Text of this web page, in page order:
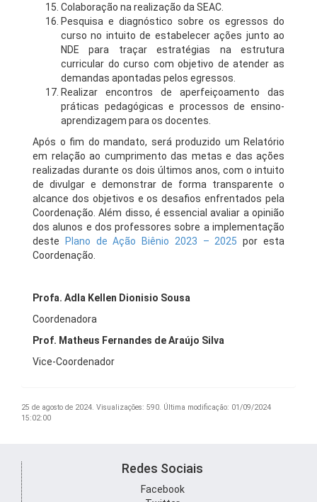
Colaboração na realização da SEAC.
Pesquisa e diagnóstico sobre os egressos do
curso no intuito de estabelecer ações junto ao
NDE para traçar estratégias na estrutura
curricular do curso com objetivo de atender as
demandas apontadas pelos egressos.
Realizar encontros de aperfeiçoamento das
práticas pedagógicas e processos de ensino-
aprendizagem para os docentes.
Após o fim do mandato, será produzido um Relatório
em relação ao cumprimento das metas e das ações
realizadas durante os dois últimos anos, com o intuito
de divulgar e demonstrar de forma transparente o
alcance dos objetivos e os desafios enfrentados pela
Coordenação. Além disso, é essencial avaliar a opinião
dos alunos e dos professores sobre a implementação
deste
Plano de Ação Biênio 2023 – 2025 por esta
Coordenação.
Profa. Adla Kellen Dionisio Sousa
Coordenadora
Prof. Matheus Fernandes de Araújo Silva
Vice-Coordenador
25 de agosto de 2024. Visualizações: 590. Última modificação: 01/09/2024
15:02:00
Redes Sociais
Facebook